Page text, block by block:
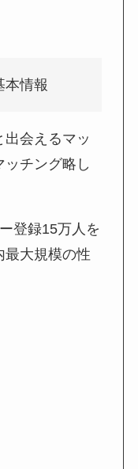
本情報
会えるマッ
チング略し
登録15万人を
最大規模の性